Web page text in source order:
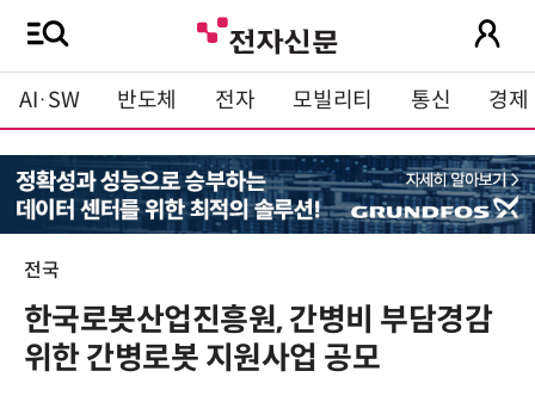
AI·SW 반도체 전자 모빌리티 통신 경제
전국
한국로봇산업진흥원, 간병비 부담경감
위한 간병로봇 지원사업 공모